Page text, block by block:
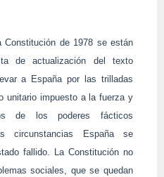
Constitución de 1978 se están
de actualización del texto
a España por las trilladas
unitario impuesto a la fuerza y
de los poderes fácticos
circunstancias España se
fallido. La Constitución no
sociales, que se quedan